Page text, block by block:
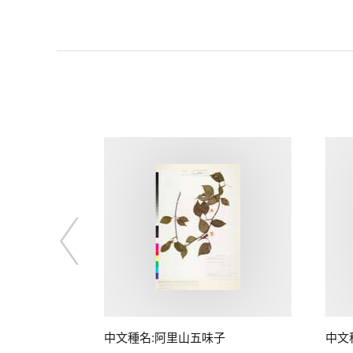
中文種名:阿里山五味子 中文